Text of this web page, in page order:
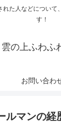
た人などについて
す！
雲の上ふわふ
お問い合わ
ルマンの経